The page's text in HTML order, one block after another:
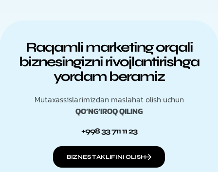
Raqamli marketing orqali
biznesingizni rivojlantirishga
yordam beramiz
Mutaxassislarimizdan maslahat olish uchun
QO’NG’IROQ QILING
+998 33 711 11 23
BIZNES TAKLIFINI OLISH